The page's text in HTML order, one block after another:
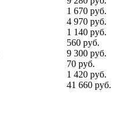
1 670 руб.
4 970 руб.
1 140 руб.
560 руб.
9 300 руб.
70 руб.
1 420 руб.
41 660 руб.